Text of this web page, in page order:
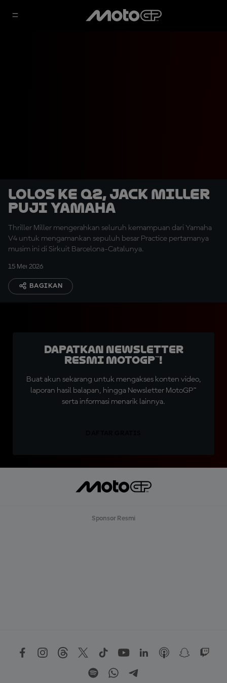
Lolos Ke Q2, Jack Miller
Puji Yamaha
Thriller Miller mengerahkan seluruh kemampuan dari Yamaha
V4 untuk mengamankan sepuluh besar Practice pertamanya
musim ini di Sirkuit Barcelona-Catalunya.
15 Mei 2026
BAGIKAN
Dapatkan Newsletter
Resmi MotoGP™!
Buat akun sekarang untuk mengakses konten video,
laporan hasil balapan, hingga Newsletter MotoGP™
serta informasi menarik lainnya.
Sponsor Resmi